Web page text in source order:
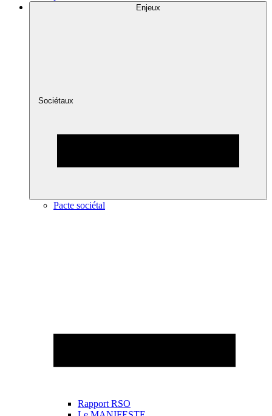
Enjeux
Sociétaux
Pacte sociétal
Rapport RSO